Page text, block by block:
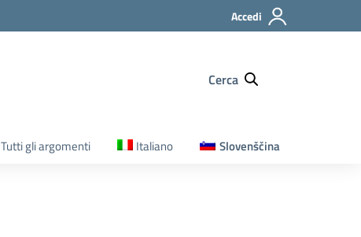
Accedi
Cerca
Tutti gli argomenti Italiano Slovenščina